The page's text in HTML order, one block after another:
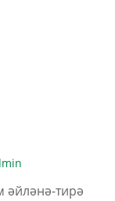
әйләнә-тирә